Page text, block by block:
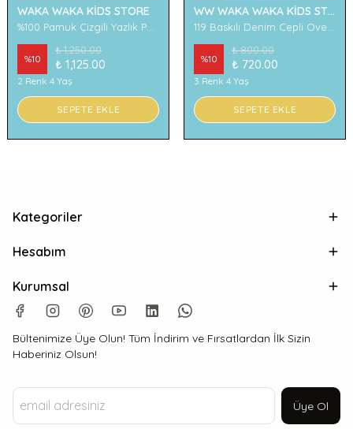
WAKA WAKA KİDS STORE
%10
₺ 1,250.00
₺ 1,125.00
2 Renk 4 Yaş
SEPETE EKLE
WW WAKA WAKA KİDS STORE
%10
₺ 800.00
₺ 720.00
3 Renk 4 Yaş
SEPETE EKLE
Kategoriler
Hesabım
Kurumsal
Bültenimize Üye Olun! Tüm İndirim ve Fırsatlardan İlk Sizin
Haberiniz Olsun!
Üye Ol